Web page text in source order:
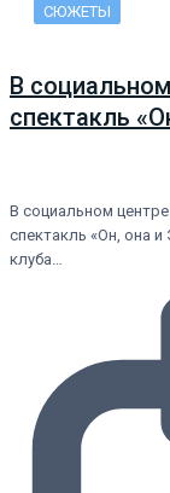
СЮЖЕТЫ
В
спектакль
В социальном
спектакль «Он, она
клуба…